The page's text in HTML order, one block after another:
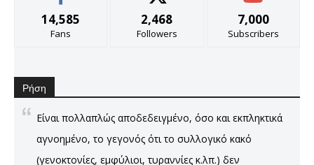
14,585
Fans
2,468
Followers
7,000
Subscribers
Ρήση
Είναι πολλαπλώς αποδεδειγμένο, όσο και εκπληκτικά
αγνοημένο, το γεγονός ότι το συλλογικό κακό
(γενοκτονίες, εμφύλιοι, τυραννίες κ.λπ.) δεν